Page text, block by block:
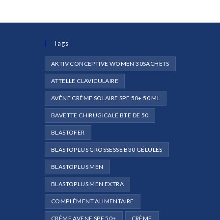
Tags
AKTIV CONCEPTIVE WOMEN 30SACHETS
ATTELLE CLAVICULAIRE
AVÈNE CRÈME SOLAIRE SPF 50+ 50 ML
BAVETTE CHIRUGICALE BTE DE 50
BLASTOFER
BLASTOPLUS GROSSESSE B30 GÉLULES
BLASTOPLUS MEN
BLASTOPLUS MEN EXTRA
COMPLÉMENT ALIMENTAIRE
CRÈME AVENE SPF 50+ CRÈME